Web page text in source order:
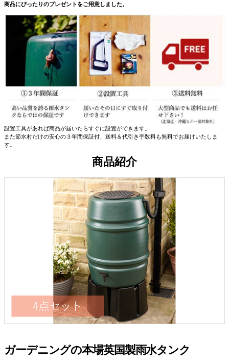
商品にぴったりのプレゼントをご用意しました。
設置工具があれば商品が届いたらすぐに設置ができます。
また節水村だけの安心の３年間保証付、送料＆代引き手数料も無料でお届けいたしま
す。
商品紹介
ガーデニングの本場英国製雨水タンク